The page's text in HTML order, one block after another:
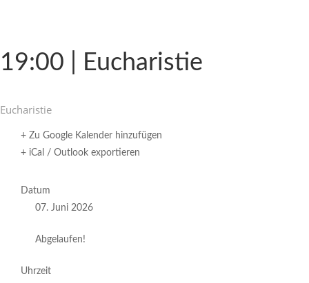
19:00 | Eucharistie
Eucha­ristie
+ Zu Google Kalender hinzufügen
+ iCal / Outlook exportieren
Datum
07. Juni 2026
Abgelaufen!
Uhrzeit